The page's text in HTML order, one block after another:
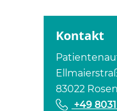
Kontakt
83022
+49